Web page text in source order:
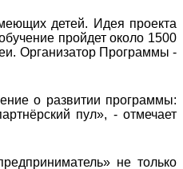
детей. Идея проекта
пройдет около 1500
Организатор Программы -
о развитии программы:
пул», - отмечает
не только